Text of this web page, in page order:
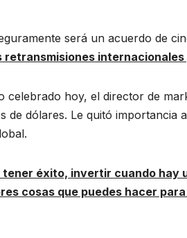
será un acuerdo de
retransmisiones
celebrado hoy, el director de
de dólares. Le quitó
tener éxito, invertir cuando hay
cosas que puedes hacer